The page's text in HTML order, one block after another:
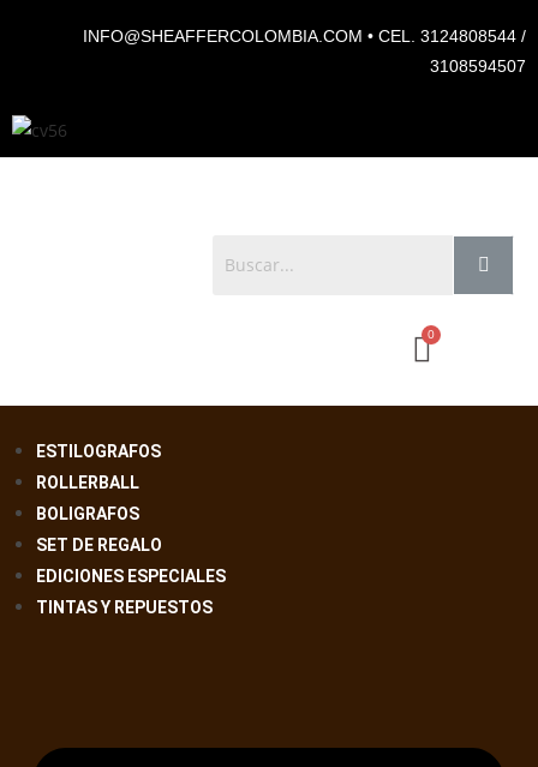
INFO@SHEAFFERCOLOMBIA.COM • CEL. 3124808544 /
3108594507
ESTILOGRAFOS
ROLLERBALL
BOLIGRAFOS
SET DE REGALO
EDICIONES ESPECIALES
TINTAS Y REPUESTOS